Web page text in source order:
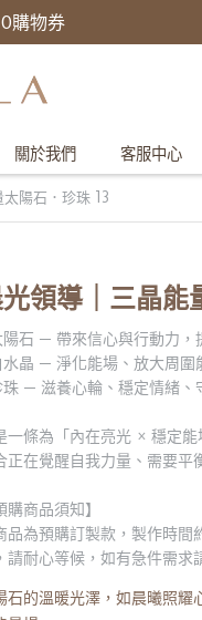
購物券
關於我們 客服中心
陽石．珍珠 13
領導｜三晶能
陽石 ─ 帶來信心與行動力，
水晶 ─ 淨化能場、放大周圍
珠 ─ 滋養心輪、穩定情緒、
一條為「內在亮光 × 穩定
正在覺醒自我力量、需要平
購商品須知】
品為預購訂製款，製作時
請耐心等候，如有急件需求
石的溫暖光澤，如晨曦照耀